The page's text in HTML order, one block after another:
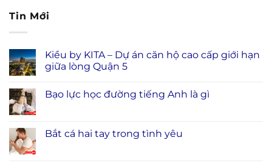
Tin Mới
Kiều by KITA – Dự án căn hộ cao cấp giới hạn
giữa lòng Quận 5
Bạo lực học đường tiếng Anh là gì
Bắt cá hai tay trong tình yêu